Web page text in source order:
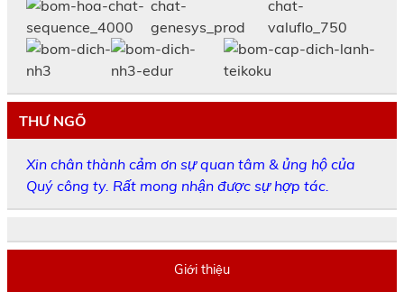
THƯ NGÕ
Xin chân thành cảm ơn sự quan tâm & ủng hộ của
Quý công ty. Rất mong nhận được sự hợp tác.
Giới thiệu